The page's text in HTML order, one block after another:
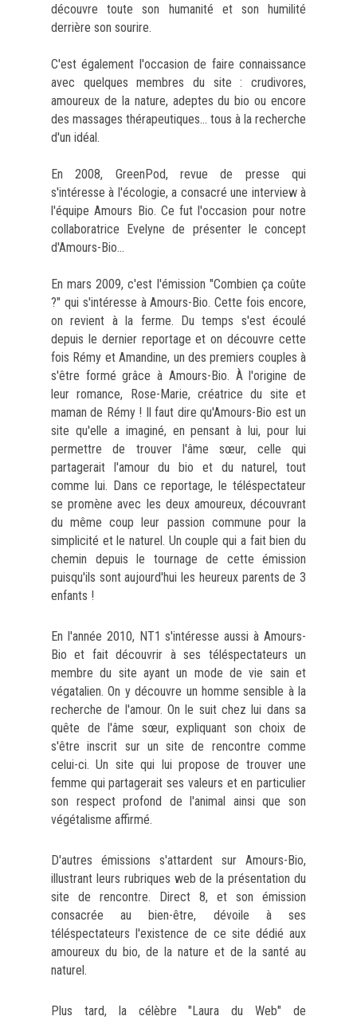
découvre toute son humanité et son humilité
derrière son sourire.
C'est également l'occasion de faire connaissance
avec quelques membres du site : crudivores,
amoureux de la nature, adeptes du bio ou encore
des massages thérapeutiques... tous à la recherche
d'un idéal.
En 2008, GreenPod, revue de presse qui
s'intéresse à l'écologie, a consacré une interview à
l'équipe Amours Bio. Ce fut l'occasion pour notre
collaboratrice Evelyne de présenter le concept
d'Amours-Bio...
En mars 2009, c'est l'émission "Combien ça coûte
?" qui s'intéresse à Amours-Bio. Cette fois encore,
on revient à la ferme. Du temps s'est écoulé
depuis le dernier reportage et on découvre cette
fois Rémy et Amandine, un des premiers couples à
s'être formé grâce à Amours-Bio. À l'origine de
leur romance, Rose-Marie, créatrice du site et
maman de Rémy ! Il faut dire qu'Amours-Bio est un
site qu'elle a imaginé, en pensant à lui, pour lui
permettre de trouver l'âme sœur, celle qui
partagerait l'amour du bio et du naturel, tout
comme lui. Dans ce reportage, le téléspectateur
se promène avec les deux amoureux, découvrant
du même coup leur passion commune pour la
simplicité et le naturel. Un couple qui a fait bien du
chemin depuis le tournage de cette émission
puisqu'ils sont aujourd'hui les heureux parents de 3
enfants !
En l'année 2010, NT1 s'intéresse aussi à Amours-
Bio et fait découvrir à ses téléspectateurs un
membre du site ayant un mode de vie sain et
végatalien. On y découvre un homme sensible à la
recherche de l'amour. On le suit chez lui dans sa
quête de l'âme sœur, expliquant son choix de
s'être inscrit sur un site de rencontre comme
celui-ci. Un site qui lui propose de trouver une
femme qui partagerait ses valeurs et en particulier
son respect profond de l'animal ainsi que son
végétalisme affirmé.
D'autres émissions s'attardent sur Amours-Bio,
illustrant leurs rubriques web de la présentation du
site de rencontre. Direct 8, et son émission
consacrée au bien-être, dévoile à ses
téléspectateurs l'existence de ce site dédié aux
amoureux du bio, de la nature et de la santé au
naturel.
Plus tard, la célèbre "Laura du Web" de